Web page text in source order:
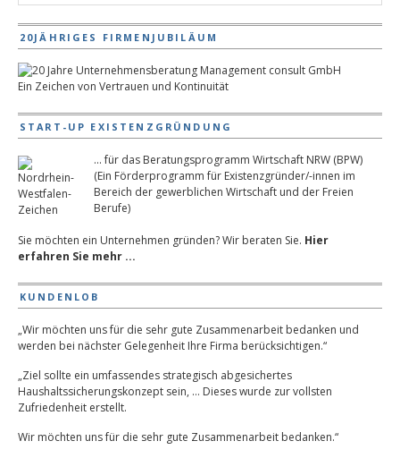
20JÄHRIGES FIRMENJUBILÄUM
Ein Zeichen von Vertrauen und Kontinuität
START-UP EXISTENZGRÜNDUNG
... für das Beratungsprogramm Wirtschaft NRW (BPW)
(Ein Förderprogramm für Existenzgründer/-innen im
Bereich der gewerblichen Wirtschaft und der Freien
Berufe)
Sie möchten ein Unternehmen gründen? Wir beraten Sie. Hier
erfahren Sie mehr ...
KUNDENLOB
„Wir möchten uns für die sehr gute Zusammenarbeit bedanken und
werden bei nächster Gelegenheit Ihre Firma berücksichtigen.“
„Ziel sollte ein umfassendes strategisch abgesichertes
Haushaltssicherungskonzept sein, … Dieses wurde zur vollsten
Zufriedenheit erstellt.
Wir möchten uns für die sehr gute Zusammenarbeit bedanken.“